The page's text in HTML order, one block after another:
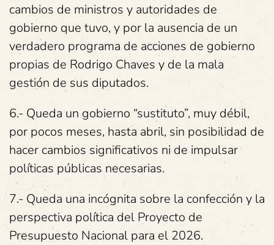
cambios de ministros y autoridades de
gobierno que tuvo, y por la ausencia de un
verdadero programa de acciones de gobierno
propias de Rodrigo Chaves y de la mala
gestión de sus diputados.
6.- Queda un gobierno “sustituto”, muy débil,
por pocos meses, hasta abril, sin posibilidad de
hacer cambios significativos ni de impulsar
políticas públicas necesarias.
7.- Queda una incógnita sobre la confección y la
perspectiva política del Proyecto de
Presupuesto Nacional para el 2026.